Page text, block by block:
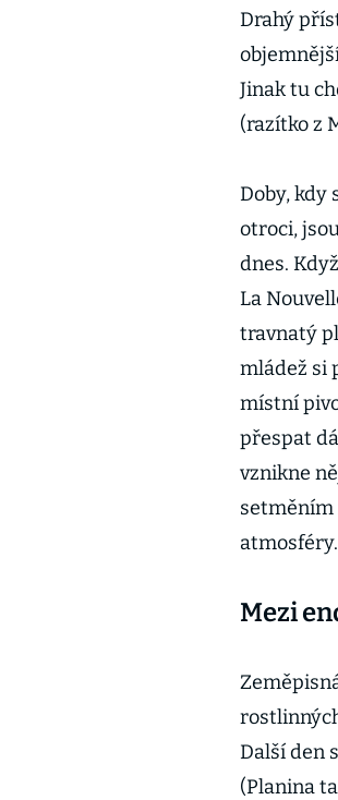
Drahý
Jinak tu
(razítko z
Doby, kdy
otroci,
dnes.
La
travnatý
mládež si
místní
přespat
vznikne
setměním
atmosféry.
Mezi
Další den
(Planina